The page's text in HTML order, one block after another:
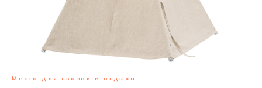
Место для сказок и отдыха